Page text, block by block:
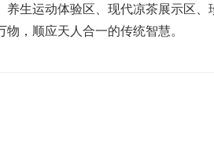
运动体验区、现代凉茶展示区、
，顺应天人合一的传统智慧。